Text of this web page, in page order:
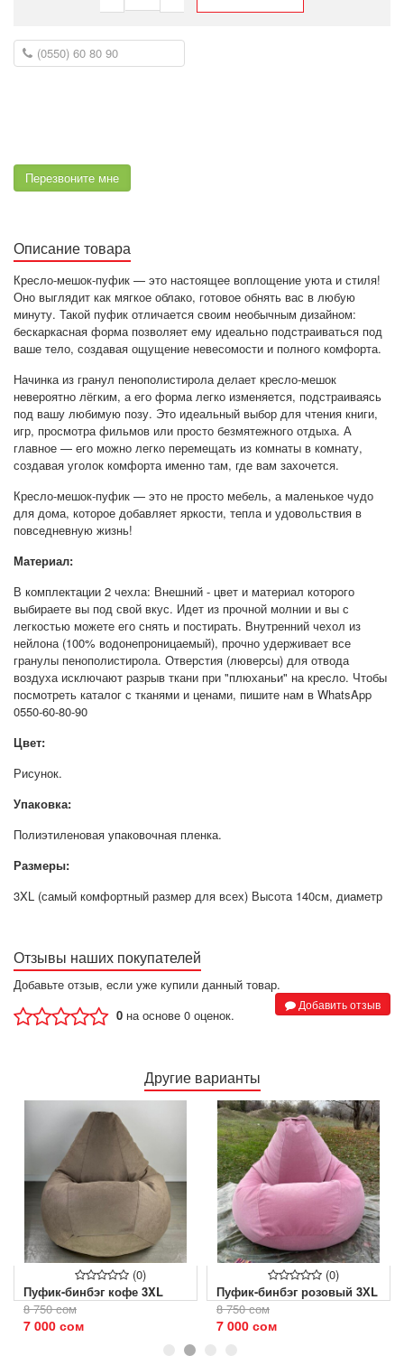
Перезвоните мне
Описание товара
Кресло-мешок-пуфик — это настоящее воплощение уюта и стиля!
Оно выглядит как мягкое облако, готовое обнять вас в любую
минуту. Такой пуфик отличается своим необычным дизайном:
бескаркасная форма позволяет ему идеально подстраиваться под
ваше тело, создавая ощущение невесомости и полного комфорта.
Начинка из гранул пенополистирола делает кресло-мешок
невероятно лёгким, а его форма легко изменяется, подстраиваясь
под вашу любимую позу. Это идеальный выбор для чтения книги,
игр, просмотра фильмов или просто безмятежного отдыха. А
главное — его можно легко перемещать из комнаты в комнату,
создавая уголок комфорта именно там, где вам захочется.
Кресло-мешок-пуфик — это не просто мебель, а маленькое чудо
для дома, которое добавляет яркости, тепла и удовольствия в
повседневную жизнь!
Материал:
В комплектации 2 чехла: Внешний - цвет и материал которого
выбираете вы под свой вкус. Идет из прочной молнии и вы с
легкостью можете его снять и постирать. Внутренний чехол из
нейлона (100% водонепроницаемый), прочно удерживает все
гранулы пенополистирола. Отверстия (люверсы) для отвода
воздуха исключают разрыв ткани при "плюханьи" на кресло. Чтобы
посмотреть каталог с тканями и ценами, пишите нам в WhatsApp
0550-60-80-90
Цвет:
Рисунок.
Упаковка:
Полиэтиленовая упаковочная пленка.
Размеры:
3XL (самый комфортный размер для всех) Высота 140см, диаметр
Отзывы наших покупателей
Добавьте отзыв, если уже купили данный товар.
Добавить отзыв
0 на основе 0 оценок.
Другие варианты
(0)
Пуфик-бинбэг кофе 3XL
8 750 сом
7 000 сом
(0)
Пуфик-бинбэг розовый 3ХL
8 750 сом
7 000 сом